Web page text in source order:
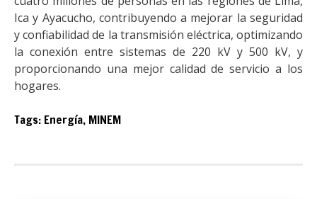
Ica y Ayacucho, contribuyendo a mejorar la seguridad
y confiabilidad de la transmisión eléctrica, optimizando
la conexión entre sistemas de 220 kV y 500 kV, y
proporcionando una mejor calidad de servicio a los
hogares.
Tags: Energía, MINEM